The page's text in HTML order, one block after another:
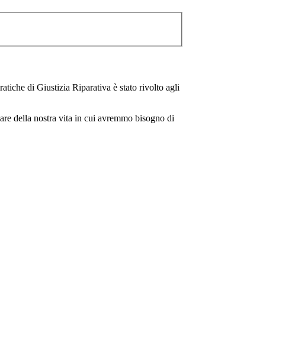
di Giustizia Riparativa è stato rivolto agli
della nostra vita in cui avremmo bisogno di